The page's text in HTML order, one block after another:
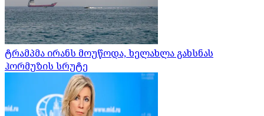
ტრამპმა ირანს მოუწოდა, ხელახლა გახსნას
ჰორმუზის სრუტე